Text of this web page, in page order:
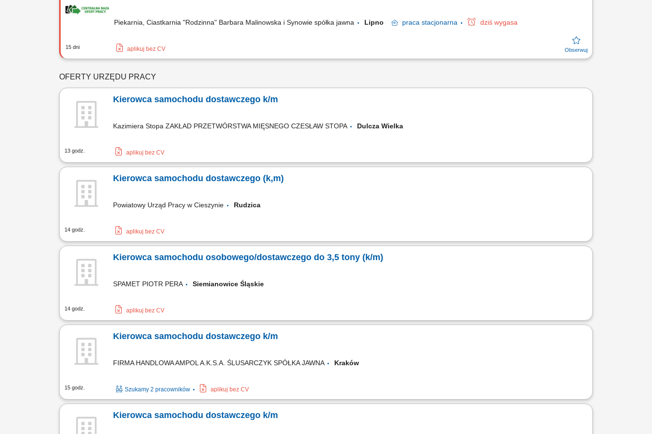
Piekarnia, Ciastkarnia "Rodzinna" Barbara Malinowska i Synowie spółka jawna Lipno praca stacjonarna dziś wygasa
aplikuj bez CV
15 dni
OFERTY URZĘDU PRACY
Kierowca samochodu dostawczego k/m
Kazimiera Stopa ZAKŁAD PRZETWÓRSTWA MIĘSNEGO CZESŁAW STOPA Dulcza Wielka
aplikuj bez CV
13 godz.
Kierowca samochodu dostawczego (k,m)
Powiatowy Urząd Pracy w Cieszynie Rudzica
aplikuj bez CV
14 godz.
Kierowca samochodu osobowego/dostawczego do 3,5 tony (k/m)
SPAMET PIOTR PERA Siemianowice Śląskie
aplikuj bez CV
14 godz.
Kierowca samochodu dostawczego k/m
FIRMA HANDLOWA AMPOL A.K.S.A. ŚLUSARCZYK SPÓŁKA JAWNA Kraków
Szukamy 2 pracowników aplikuj bez CV
15 godz.
Kierowca samochodu dostawczego k/m